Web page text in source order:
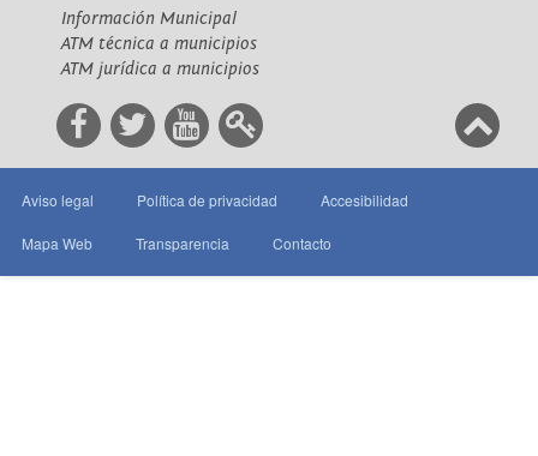
Información Municipal
ATM técnica a municipios
ATM jurídica a municipios
Aviso legal Política de privacidad Accesibilidad
Mapa Web Transparencia Contacto